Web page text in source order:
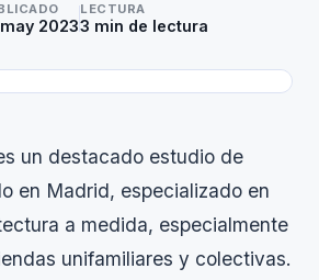
2023
LECTURA
3 min de lectura
un destacado estudio de
en Madrid, especializado en
a medida, especialmente
unifamiliares y colectivas.